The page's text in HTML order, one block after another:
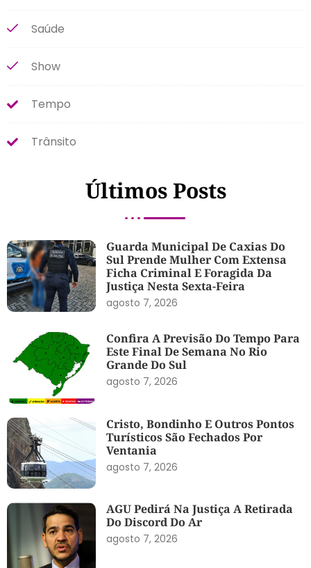
Saúde
Show
Tempo
Trânsito
Últimos Posts
Guarda Municipal De Caxias Do
Sul Prende Mulher Com Extensa
Ficha Criminal E Foragida Da
Justiça Nesta Sexta-Feira
agosto 7, 2026
Confira A Previsão Do Tempo Para
Este Final De Semana No Rio
Grande Do Sul
agosto 7, 2026
Cristo, Bondinho E Outros Pontos
Turísticos São Fechados Por
Ventania
agosto 7, 2026
AGU Pedirá Na Justiça A Retirada
Do Discord Do Ar
agosto 7, 2026